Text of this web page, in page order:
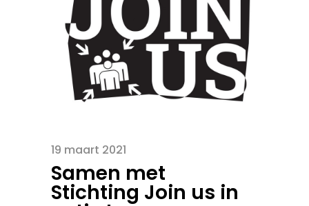
19 maart 2021
Samen met
Stichting Join us in